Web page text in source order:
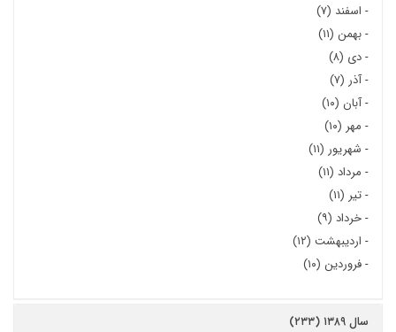
- اسفند (۷)
-بهمن (۱۱)
-دی (۸)
-آذر (۷)
-آبان (۱۰)
- مهر (۱۰)
- شهریور (۱۱)
- مرداد (۱۱)
-تیر (۱۱)
-خرداد (۹)
- اردیبهشت (۱۲)
-فروردین (۱۰)
سال ۱۳۸۹ (۲۳۳)